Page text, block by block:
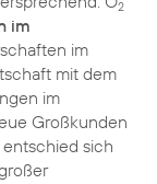
2
im
im
mit dem
im
Großkunden
sich